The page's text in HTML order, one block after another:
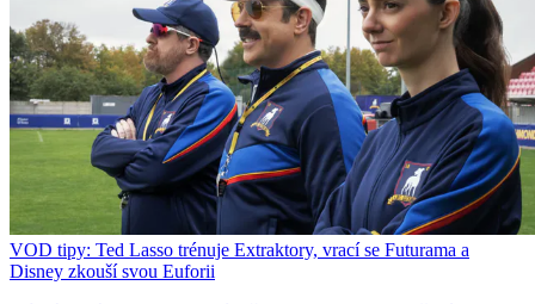
VOD tipy: Ted Lasso trénuje Extraktory, vrací se Futurama a
Disney zkouší svou Euforii